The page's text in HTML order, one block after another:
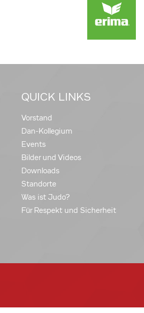
QUICK LINKS
Vorstand
Dan-Kollegium
Events
Bilder und Videos
Downloads
Standorte
Was ist Judo?
Für Respekt und Sicherheit